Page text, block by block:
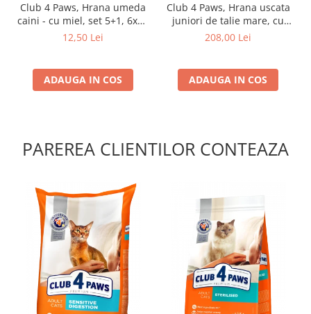
Club 4 Paws, Hrana umeda
caini - cu miel, set 5+1, 6x80
g
12,50 Lei
ADAUGA IN COS
Club 4 Paws, Hrana uscata
juniori de talie mare, cu
pui, 14kg
208,00 Lei
ADAUGA IN COS
PAREREA CLIENTILOR CONTEAZA